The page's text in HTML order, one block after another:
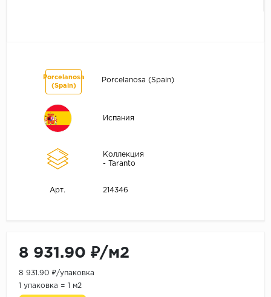
Porcelanosa
(Spain)
Porcelanosa (Spain)
Испания
Коллекция
- Taranto
Арт. 214346
8 931.90 ₽/м2
8 931.90 ₽/упаковка
1 упаковка = 1 м2